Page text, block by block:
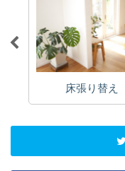
床張り替え